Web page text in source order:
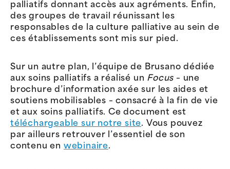
palliatifs donnant accès aux agréments. Enfin,
des groupes de travail réunissant les
responsables de la culture palliative au sein de
ces établissements sont mis sur pied.
Sur un autre plan, l’équipe de Brusano dédiée
aux soins palliatifs a réalisé un Focus – une
brochure d’information axée sur les aides et
soutiens mobilisables – consacré à la fin de vie
et aux soins palliatifs. Ce document est
téléchargeable sur notre site. Vous pouvez
par ailleurs retrouver l’essentiel de son
contenu en webinaire.